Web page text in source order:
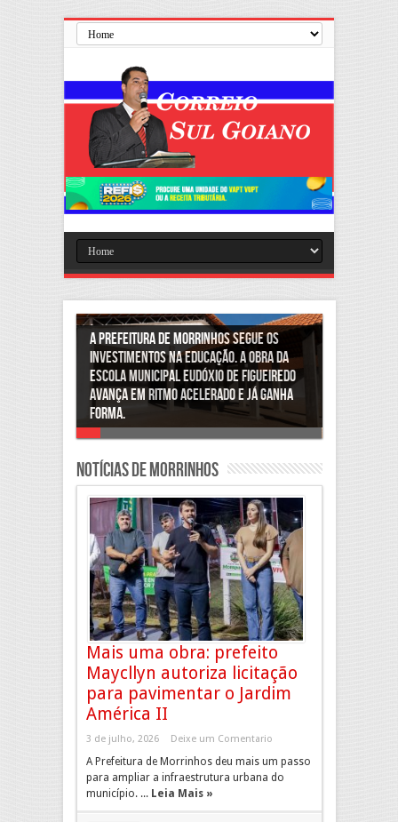
A Prefeitura de Morrinhos segue
avançando com importantes
investimentos no Setor Arca de Noé.
Notícias de Morrinhos
Mais uma obra: prefeito
Maycllyn autoriza licitação
para pavimentar o Jardim
América II
3 de julho, 2026 Deixe um Comentario
A Prefeitura de Morrinhos deu mais um passo
para ampliar a infraestrutura urbana do
município. ... Leia Mais »